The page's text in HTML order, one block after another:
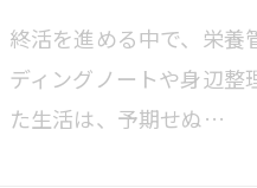
終活を進める中で、栄養
ディングノートや身辺整
た生活は、予期せぬ…